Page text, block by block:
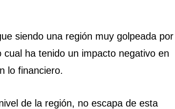
siendo una región muy golpeada por
cual ha tenido un impacto negativo en
lo financiero.
de la región, no escapa de esta